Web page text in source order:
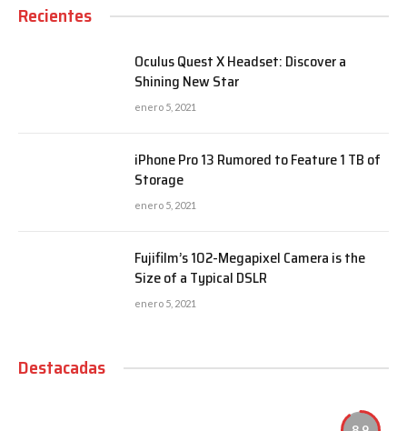
Recientes
Oculus Quest X Headset: Discover a
Shining New Star
enero 5, 2021
iPhone Pro 13 Rumored to Feature 1 TB of
Storage
enero 5, 2021
Fujifilm’s 102-Megapixel Camera is the
Size of a Typical DSLR
enero 5, 2021
Destacadas